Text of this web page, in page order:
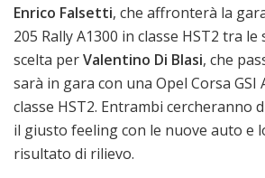
Enrico Falsetti, che affronterà la
205 Rally A1300 in classe HST2 tra le
scelta perValentino Di Blasi, che
sarà in gara con una Opel Corsa GSI
classe HST2. Entrambi cercheranno
il giusto feeling con le nuove auto e
risultato di rilievo.